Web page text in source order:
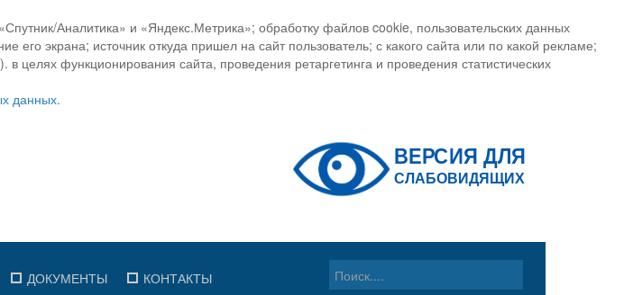
Аналитика» и «Яндекс.Метрика»; обработку файлов cookie, пользовательских данных
экрана; источник откуда пришел на сайт пользователь; с какого сайта или по какой рекламе;
целях функционирования сайта, проведения ретаргетинга и проведения статистических
данных.
ДОКУМЕНТЫ КОНТАКТЫ